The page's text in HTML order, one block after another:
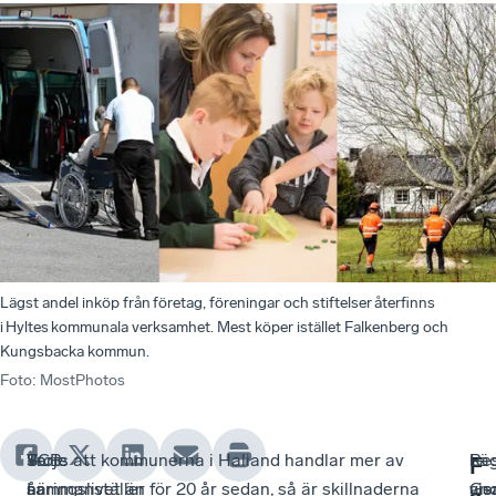
Lägst andel inköp från företag, föreningar och stiftelser återfinns
i Hyltes kommunala verksamhet. Mest köper istället Falkenberg och
Kungsbacka kommun.
Foto: MostPhotos
Varje
år
SCB
sammanställer
—
I
Trots att kommunerna i Halland handlar mer av
näringslivet än för 20 år sedan, så är skillnaderna
—
F